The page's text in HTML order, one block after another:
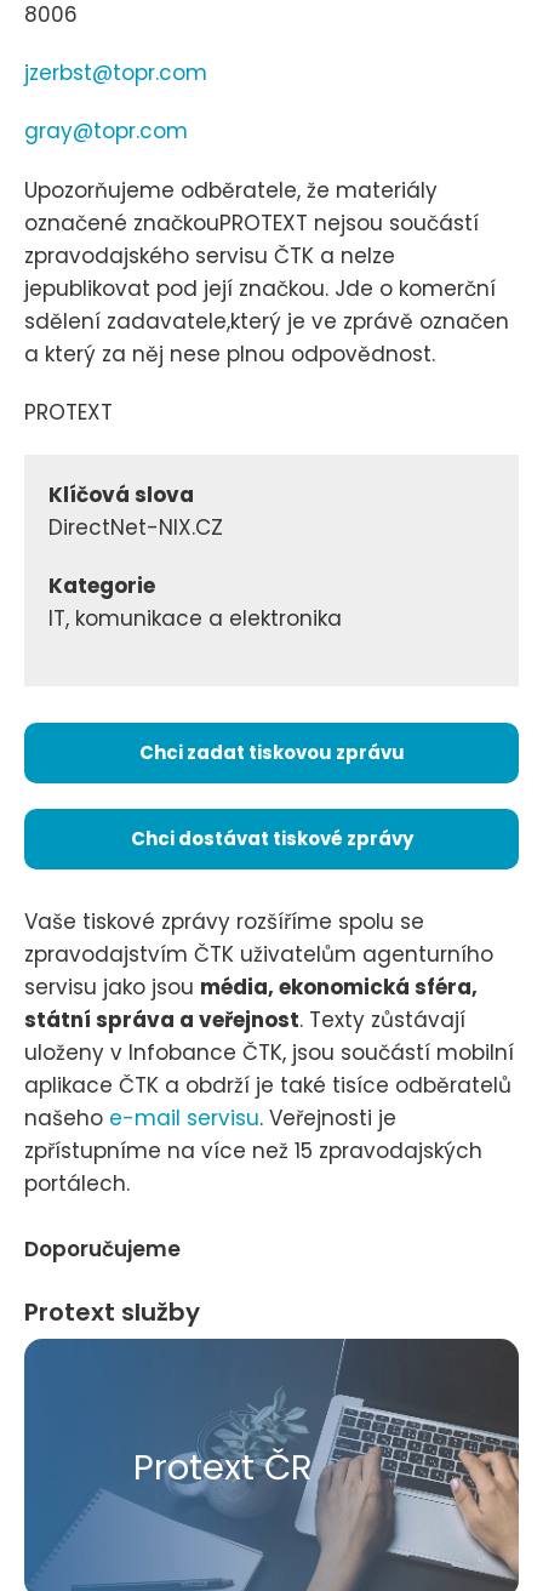
8006
jzerbst@topr.com
gray@topr.com
Upozorňujeme odběratele, že materiály
označené značkouPROTEXT nejsou součástí
zpravodajského servisu ČTK a nelze
jepublikovat pod její značkou. Jde o komerční
sdělení zadavatele,který je ve zprávě označen
a který za něj nese plnou odpovědnost.
PROTEXT
Klíčová slova
DirectNet-NIX.CZ
Kategorie
IT, komunikace a elektronika
Chci zadat tiskovou zprávu
Chci dostávat tiskové zprávy
Vaše tiskové zprávy rozšíříme spolu se
zpravodajstvím ČTK uživatelům agenturního
servisu jako jsou média, ekonomická sféra,
státní správa a veřejnost. Texty zůstávají
uloženy v Infobance ČTK, jsou součástí mobilní
aplikace ČTK a obdrží je také tisíce odběratelů
našeho e-mail servisu. Veřejnosti je
zpřístupníme na více než 15 zpravodajských
portálech.
Doporučujeme
Protext služby
Protext ČR